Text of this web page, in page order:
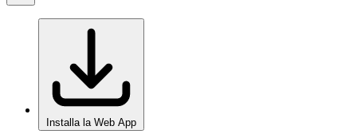
Installa la Web App